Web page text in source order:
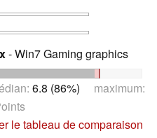
- Win7 Gaming graphics
6.8 (86%) maximum:
le tableau de comparaison